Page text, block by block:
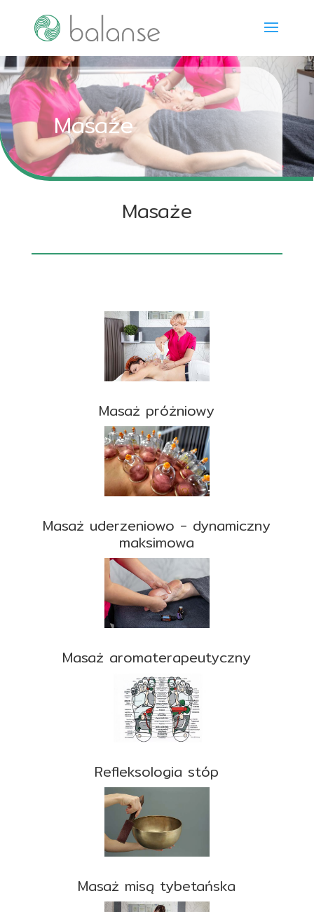
Masaże
Masaże
Masaż próżniowy
Masaż uderzeniowo - dynamiczny
maksimowa
Masaż aromaterapeutyczny
Refleksologia stóp
Masaż misą tybetańska